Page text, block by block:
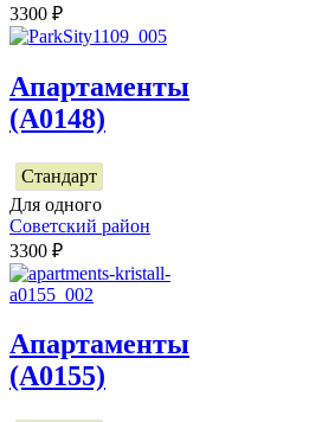
3300 ₽
Апартаменты
(А0148)
Стандарт
Для одного
Советский район
3300 ₽
Апартаменты
(А0155)